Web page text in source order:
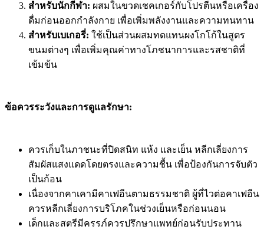
สำหรับนักกีฬา: ผสมในขวดเชคเกอร์กับโปรตีนหรือเครื่อง
ดื่มก่อนออกกำลังกาย เพื่อเพิ่มพลังงานและความทนทาน
สำหรับเบเกอรี่: ใช้เป็นส่วนผสมทดแทนผงโกโก้ในสูตร
ขนมต่างๆ เพื่อเพิ่มคุณค่าทางโภชนาการและรสชาติที่
เข้มข้น
ข้อควรระวังและการดูแลรักษา:
ควรเก็บในภาชนะที่ปิดสนิท แห้ง และเย็น หลีกเลี่ยงการ
สัมผัสแสงแดดโดยตรงและความชื้น เพื่อป้องกันการจับตัว
เป็นก้อน
เนื่องจากคาเคามีคาเฟอีนตามธรรมชาติ ผู้ที่ไวต่อคาเฟอีน
ควรหลีกเลี่ยงการบริโภคในช่วงเย็นหรือก่อนนอน
เด็กและสตรีมีครรภ์ควรปรึกษาแพทย์ก่อนรับประทาน